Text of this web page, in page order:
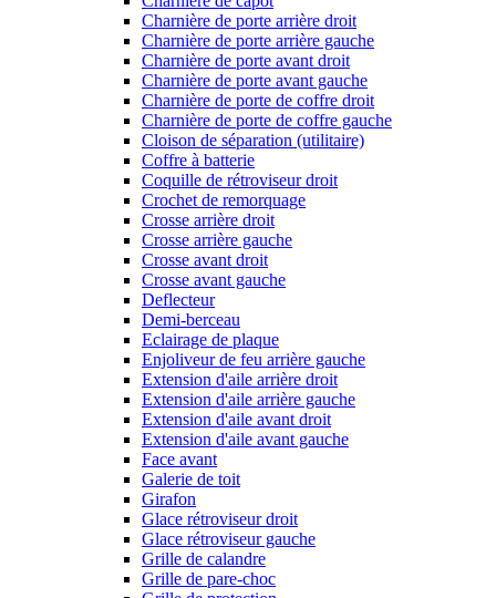
Charnière de porte arrière droit
Charnière de porte arrière gauche
Charnière de porte avant droit
Charnière de porte avant gauche
Charnière de porte de coffre droit
Charnière de porte de coffre gauche
Cloison de séparation (utilitaire)
Coffre à batterie
Coquille de rétroviseur droit
Crochet de remorquage
Crosse arrière droit
Crosse arrière gauche
Crosse avant droit
Crosse avant gauche
Deflecteur
Demi-berceau
Eclairage de plaque
Enjoliveur de feu arrière gauche
Extension d'aile arrière droit
Extension d'aile arrière gauche
Extension d'aile avant droit
Extension d'aile avant gauche
Face avant
Galerie de toit
Girafon
Glace rétroviseur droit
Glace rétroviseur gauche
Grille de calandre
Grille de pare-choc